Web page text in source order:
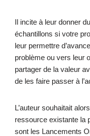
Il incite à leur donner
échantillons si votre
leur permettre
problème ou vers leur
partager de la valeur
de les faire passer à
L’auteur souhaitait
ressource existante la
sont les Lancements